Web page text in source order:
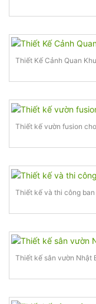
Thiết Kế Cảnh Quan
Thiết kế vườn fusion
Thiết kế và thi công
Thiết kế sân vườn Nhật